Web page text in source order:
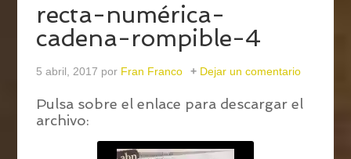
recta-numérica-
cadena-rompible-4
5 abril, 2017 por Fran Franco Dejar un comentario
Pulsa sobre el enlace para descargar el
archivo: